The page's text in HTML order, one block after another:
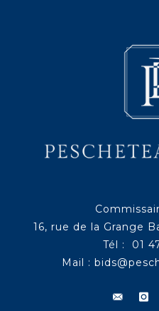
16, rue de la Grange
Tél : 01
Mail :